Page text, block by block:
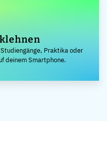
Praktika oder
deinem Smartphone.